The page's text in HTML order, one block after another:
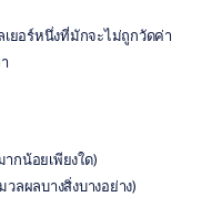
เยอร์หนึ่งที่มักจะไม่ถูกวัดค่า
กน้อยเพียงใด)
ลผลบางสิ่งบางอย่าง)